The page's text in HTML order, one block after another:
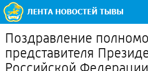
Поздравление
представителя